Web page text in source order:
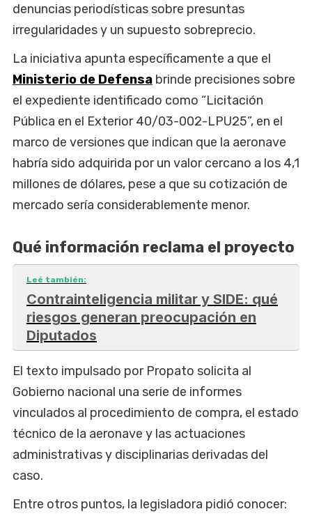
denuncias periodísticas sobre presuntas
irregularidades y un supuesto sobreprecio.
La iniciativa apunta específicamente a que el
Ministerio de Defensa brinde precisiones sobre
el expediente identificado como “Licitación
Pública en el Exterior 40/03-002-LPU25”, en el
marco de versiones que indican que la aeronave
habría sido adquirida por un valor cercano a los 4,1
millones de dólares, pese a que su cotización de
mercado sería considerablemente menor.
Qué información reclama el proyecto
Leé también:
Contrainteligencia militar y SIDE: qué
riesgos generan preocupación en
Diputados
El texto impulsado por Propato solicita al
Gobierno nacional una serie de informes
vinculados al procedimiento de compra, el estado
técnico de la aeronave y las actuaciones
administrativas y disciplinarias derivadas del
caso.
Entre otros puntos, la legisladora pidió conocer: